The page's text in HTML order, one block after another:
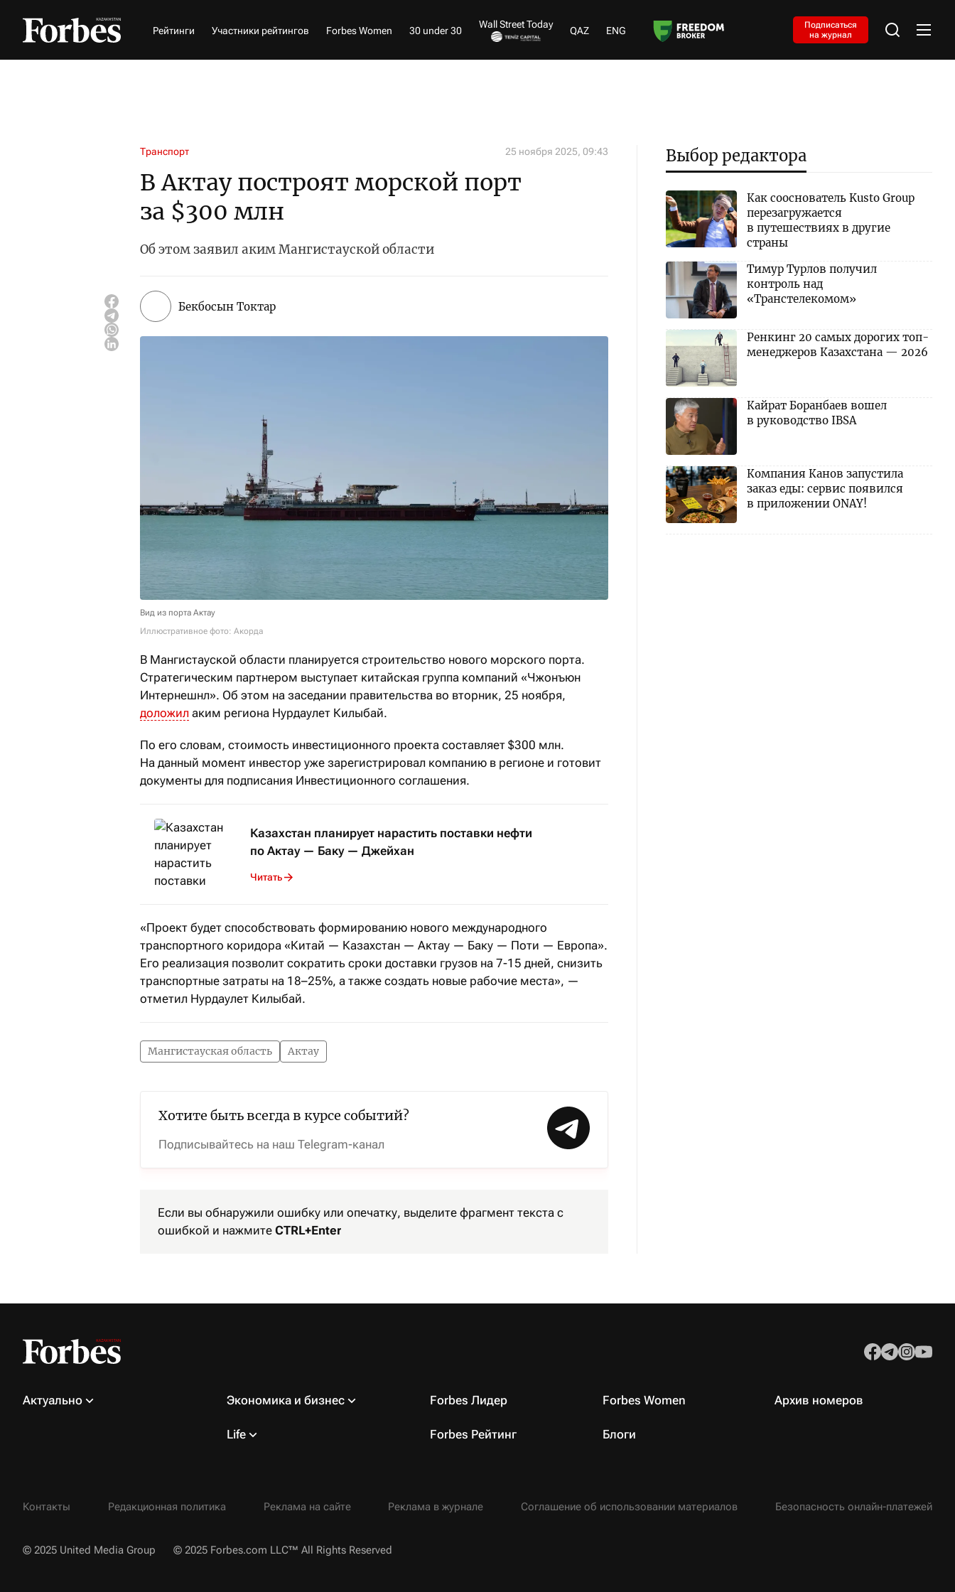
Рейтинги Участники рейтингов Forbes Women 30 under 30
Wall Street Today
QAZ ENG
Подписаться
на журнал
Транспорт 25 ноября 2025, 09:43
В Актау построят морской порт
за $300 млн
Об этом заявил аким Мангистауской области
Бекбосын Токтар
Вид из порта Актау
Иллюстративное фото: Акорда
В Мангистауской области планируется строительство нового морского порта.
Стратегическим партнером выступает китайская группа компаний «Чжонъюн
Интернешнл». Об этом на заседании правительства во вторник, 25 ноября,
доложил аким региона Нурдаулет Килыбай.
По его словам, стоимость инвестиционного проекта составляет $300 млн.
На данный момент инвестор уже зарегистрировал компанию в регионе и готовит
документы для подписания Инвестиционного соглашения.
Казахстан планирует нарастить поставки нефти
по Актау — Баку — Джейхан
Читать
«Проект будет способствовать формированию нового международного
транспортного коридора «Китай — Казахстан — Актау — Баку — Поти — Европа».
Его реализация позволит сократить сроки доставки грузов на 7-15 дней, снизить
транспортные затраты на 18–25%, а также создать новые рабочие места», —
отметил Нурдаулет Килыбай.
Мангистауская область Актау
Хотите быть всегда в курсе событий?
Подписывайтесь на наш Telegram-канал
Если вы обнаружили ошибку или опечатку, выделите фрагмент текста с
ошибкой и нажмите CTRL+Enter
Выбор редактора
Как сооснователь Kusto Group
перезагружается
в путешествиях в другие
страны
Тимур Турлов получил
контроль над
«Транстелекомом»
Ренкинг 20 самых дорогих топ-
менеджеров Казахстана — 2026
Кайрат Боранбаев вошел
в руководство IBSA
Компания Канов запустила
заказ еды: сервис появился
в приложении ONAY!
Актуально Экономика и бизнес
Life
Forbes Лидер
Forbes Рейтинг
Forbes Women
Блоги
Архив номеров
Контакты Редакционная политика Реклама на сайте Реклама в журнале Соглашение об использовании материалов Безопасность онлайн-платежей
© 2025 United Media Group © 2025 Forbes.com LLC™ All Rights Reserved